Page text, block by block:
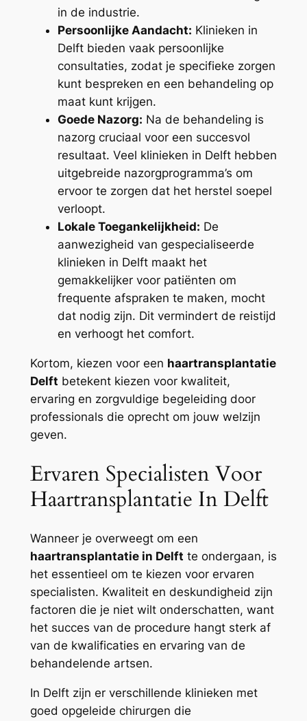
in de industrie.
Persoonlijke Aandacht: Klinieken in
Delft bieden vaak persoonlijke
consultaties, zodat je specifieke zorgen
kunt bespreken en een behandeling op
maat kunt krijgen.
Goede Nazorg: Na de behandeling is
nazorg cruciaal voor een succesvol
resultaat. Veel klinieken in Delft hebben
uitgebreide nazorgprogramma’s om
ervoor te zorgen dat het herstel soepel
verloopt.
Lokale Toegankelijkheid: De
aanwezigheid van gespecialiseerde
klinieken in Delft maakt het
gemakkelijker voor patiënten om
frequente afspraken te maken, mocht
dat nodig zijn. Dit vermindert de reistijd
en verhoogt het comfort.
Kortom, kiezen voor een haartransplantatie
Delft betekent kiezen voor kwaliteit,
ervaring en zorgvuldige begeleiding door
professionals die oprecht om jouw welzijn
geven.
Ervaren Specialisten Voor
Haartransplantatie In Delft
Wanneer je overweegt om een
haartransplantatie in Delft te ondergaan, is
het essentieel om te kiezen voor ervaren
specialisten. Kwaliteit en deskundigheid zijn
factoren die je niet wilt onderschatten, want
het succes van de procedure hangt sterk af
van de kwalificaties en ervaring van de
behandelende artsen.
In Delft zijn er verschillende klinieken met
goed opgeleide chirurgen die